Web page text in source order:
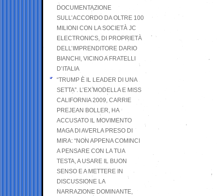
DOCUMENTAZIONE
SULL’ACCORDO DA OLTRE 100
MILIONI CON LA SOCIETÀ JC
ELECTRONICS, DI PROPRIETÀ
DELL’IMPRENDITORE DARIO
BIANCHI, VICINO A FRATELLI
D’ITALIA
“TRUMP È IL LEADER DI UNA
SETTA”. L’EX MODELLA E MISS
CALIFORNIA 2009, CARRIE
PREJEAN BOLLER, HA
ACCUSATO IL MOVIMENTO
MAGA DI AVERLA PRESO DI
MIRA: “NON APPENA COMINCI
A PENSARE CON LA TUA
TESTA, A USARE IL BUON
SENSO E A METTERE IN
DISCUSSIONE LA
NARRAZIONE DOMINANTE,